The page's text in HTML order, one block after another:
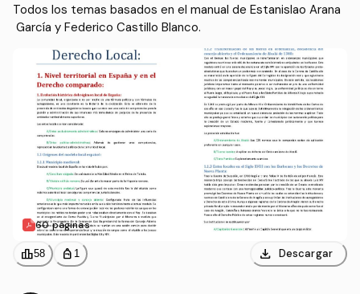
llo-Blanco.pdf
Todos los temas basados en el manual de Estanislao Arana
García y Federico Castillo Blanco.
60 páginas
leaderboard58 personal_bag 1 download Descargar